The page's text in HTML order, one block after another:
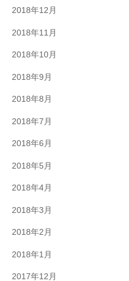
2018年12月
2018年11月
2018年10月
2018年9月
2018年8月
2018年7月
2018年6月
2018年5月
2018年4月
2018年3月
2018年2月
2018年1月
2017年12月